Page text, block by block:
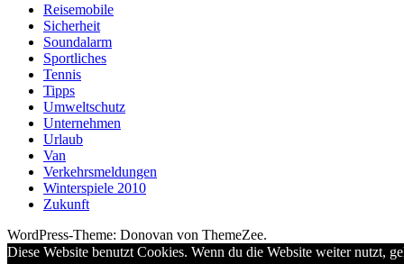
Reisemobile
Sicherheit
Soundalarm
Sportliches
Tennis
Tipps
Umweltschutz
Unternehmen
Urlaub
Van
Verkehrsmeldungen
Winterspiele 2010
Zukunft
WordPress-Theme: Donovan von ThemeZee.
Diese Website benutzt Cookies. Wenn du die Website weiter nutzt,